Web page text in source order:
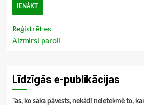
Reģistrēties
Aizmirsi paroli
Līdzīgās e-publikācijas
Tas, ko saka pāvests, nekādi neietekmē to,